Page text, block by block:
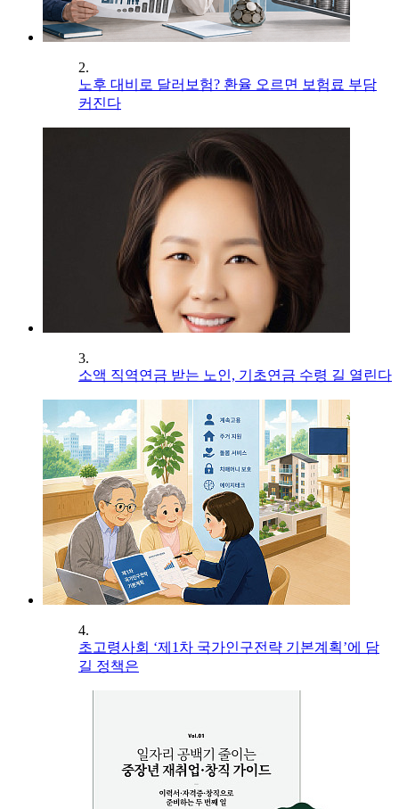
2.
노후 대비로 달러보험? 환율 오르면 보험료 부담
커진다
3.
소액 직역연금 받는 노인, 기초연금 수령 길 열린다
4.
초고령사회 ‘제1차 국가인구전략 기본계획’에 담
길 정책은